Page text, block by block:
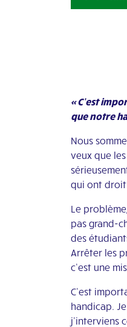
« C’est
que notre
Nous
veux que
qui ont droit
Le
pas grand-
des
Arrêter les
c’est une
C’est
handicap.
j’interviens